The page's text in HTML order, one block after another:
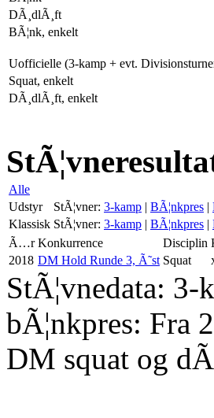
DÃ¸dlÃ¸ft
BÃ¦nk, enkelt
Uofficielle (3-kamp + evt.
Squat, enkelt
DÃ¸dlÃ¸ft, enkelt
Alle
Udstyr
StÃ¦vner: 3-kamp | BÃ¦nkpres |
Klassisk StÃ¦vner: 3-kamp | BÃ¦nkpres |
Ã…r Konkurrence Disciplin
2018 DM Hold Runde 3, Ã˜st Squat
StÃ¦vnedata:
bÃ¦nkpres: Fra
DM squat og